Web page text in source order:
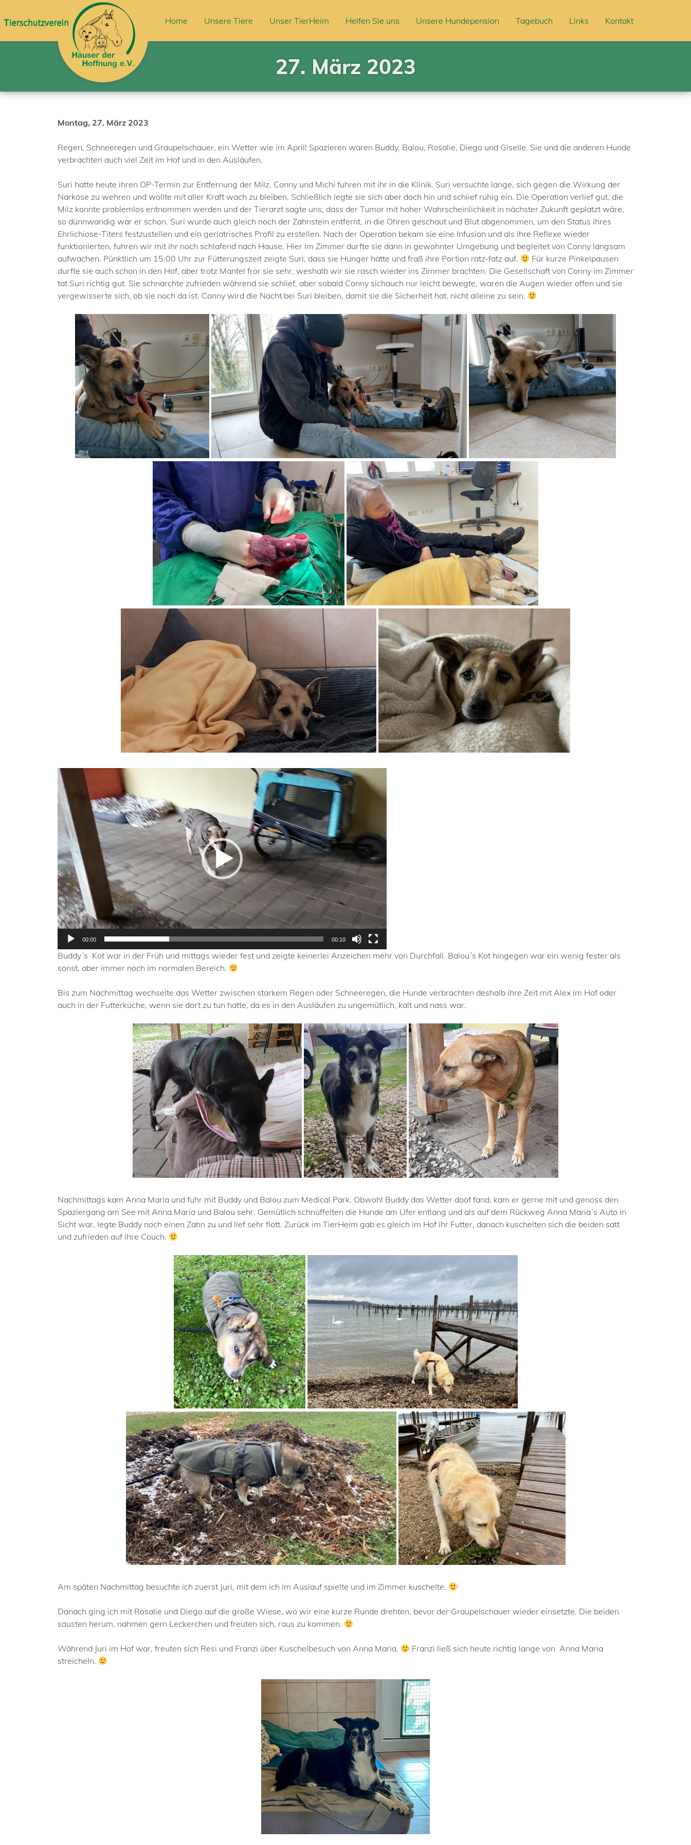
Home Unsere Tiere Unser TierHeim Helfen Sie uns Unsere Hundepension Tagebuch Links Kontakt
27. März 2023
Montag, 27. März 2023
Regen, Schneeregen und Graupelschauer, ein Wetter wie im April! Spazieren waren Buddy, Balou, Rosalie, Diego und Giselle. Sie und die anderen Hunde
verbrachten auch viel Zeit im Hof und in den Ausläufen.
Suri hatte heute ihren OP-Termin zur Entfernung der Milz. Conny und Michi fuhren mit ihr in die Klinik. Suri versuchte lange, sich gegen die Wirkung der
Narkose zu wehren und wollte mit aller Kraft wach zu bleiben. Schließlich legte sie sich aber doch hin und schlief ruhig ein. Die Operation verlief gut, die
Milz konnte problemlos entnommen werden und der Tierarzt sagte uns, dass der Tumor mit hoher Wahrscheinlichkeit in nächster Zukunft geplatzt wäre,
so dünnwandig war er schon. Suri wurde auch gleich noch der Zahnstein entfernt, in die Ohren geschaut und Blut abgenommen, um den Status ihres
Ehrlichiose-Titers festzustellen und ein geriatrisches Profil zu erstellen. Nach der Operation bekam sie eine Infusion und als ihre Reflexe wieder
funktionierten, fuhren wir mit ihr noch schlafend nach Hause. Hier im Zimmer durfte sie dann in gewohnter Umgebung und begleitet von Conny langsam
aufwachen. Pünktlich um 15:00 Uhr zur Fütterungszeit zeigte Suri, dass sie Hunger hatte und fraß ihre Portion ratz-fatz auf.
Für kurze Pinkelpausen
durfte sie auch schon in den Hof, aber trotz Mantel fror sie sehr, weshalb wir sie rasch wieder ins Zimmer brachten. Die Gesellschaft von Conny im Zimmer
tat Suri richtig gut. Sie schnarchte zufrieden während sie schlief, aber sobald Conny sichauch nur leicht bewegte, waren die Augen wieder offen und sie
vergewisserte sich, ob sie noch da ist. Conny wird die Nacht bei Suri bleiben, damit sie die Sicherheit hat, nicht alleine zu sein.
Video-
Player
00:00 00:10
Buddy´s Kot war in der Früh und mittags wieder fest und zeigte keinerlei Anzeichen mehr von Durchfall. Balou´s Kot hingegen war ein wenig fester als
sonst, aber immer noch im normalen Bereich.
Bis zum Nachmittag wechselte das Wetter zwischen starkem Regen oder Schneeregen, die Hunde verbrachten deshalb ihre Zeit mit Alex im Hof oder
auch in der Futterküche, wenn sie dort zu tun hatte, da es in den Ausläufen zu ungemütlich, kalt und nass war.
Nachmittags kam Anna Maria und fuhr mit Buddy und Balou zum Medical Park. Obwohl Buddy das Wetter doof fand, kam er gerne mit und genoss den
Spaziergang am See mit Anna Maria und Balou sehr. Gemütlich schnüffelten die Hunde am Ufer entlang und als auf dem Rückweg Anna Maria´s Auto in
Sicht war, legte Buddy noch einen Zahn zu und lief sehr flott. Zurück im TierHeim gab es gleich im Hof ihr Futter, danach kuschelten sich die beiden satt
und zufrieden auf ihre Couch.
Am späten Nachmittag besuchte ich zuerst Juri, mit dem ich im Auslauf spielte und im Zimmer kuschelte.
Danach ging ich mit Rosalie und Diego auf die große Wiese, wo wir eine kurze Runde drehten, bevor der Graupelschauer wieder einsetzte. Die beiden
sausten herum, nahmen gern Leckerchen und freuten sich, raus zu kommen.
Während Juri im Hof war, freuten sich Resi und Franzi über Kuschelbesuch von Anna Maria.
Franzi ließ sich heute richtig lange von Anna Maria
streicheln.